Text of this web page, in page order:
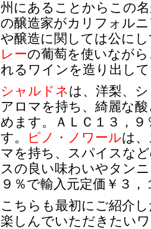
州にあることからこの
の醸造家がカリフォル
や醸造に関しては公に
レーの葡萄を使いなが
れるワインを造り出し
シャルドネは、洋梨、
アロマを持ち、綺麗な
めます。ＡＬＣ１３，
す。
ピノ・ノワールは
マを持ち、スパイスな
スの良い味わいやタン
９％で輸入元定価￥３，
こちらも最初にご紹介
楽しんでいただきたい